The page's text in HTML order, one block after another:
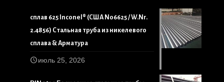
сплав 625 Inconel® (США N06625 / W.Nr.
2.4856) Стальная труба из никелевого
сплава & Арматура
июль 25, 2026